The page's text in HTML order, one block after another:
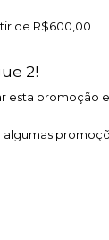
de R$600,00
2!
esta promoção
algumas